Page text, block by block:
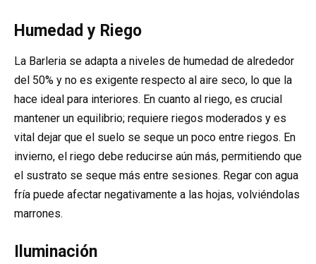
Humedad y Riego
La Barleria se adapta a niveles de humedad de alrededor
del 50% y no es exigente respecto al aire seco, lo que la
hace ideal para interiores. En cuanto al riego, es crucial
mantener un equilibrio; requiere riegos moderados y es
vital dejar que el suelo se seque un poco entre riegos. En
invierno, el riego debe reducirse aún más, permitiendo que
el sustrato se seque más entre sesiones. Regar con agua
fría puede afectar negativamente a las hojas, volviéndolas
marrones.
Iluminación